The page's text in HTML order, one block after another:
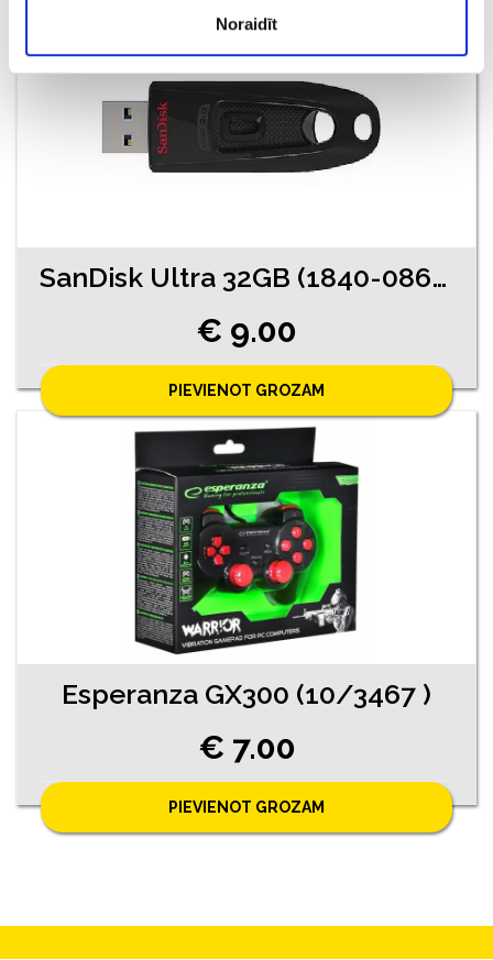
Noraidīt
SanDisk Ultra 32GB (1840-0863 )
€ 9.00
PIEVIENOT GROZAM
Esperanza GX300 (10/3467 )
€ 7.00
PIEVIENOT GROZAM